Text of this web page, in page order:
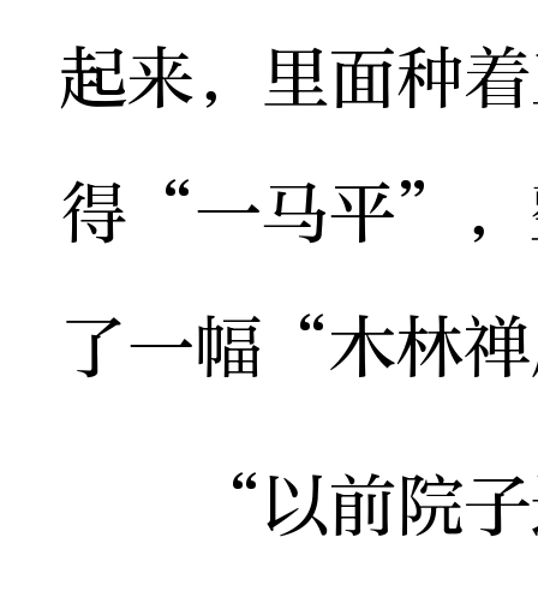
起来，里面种
得“一马平”，
了一幅“木林
“以前院子